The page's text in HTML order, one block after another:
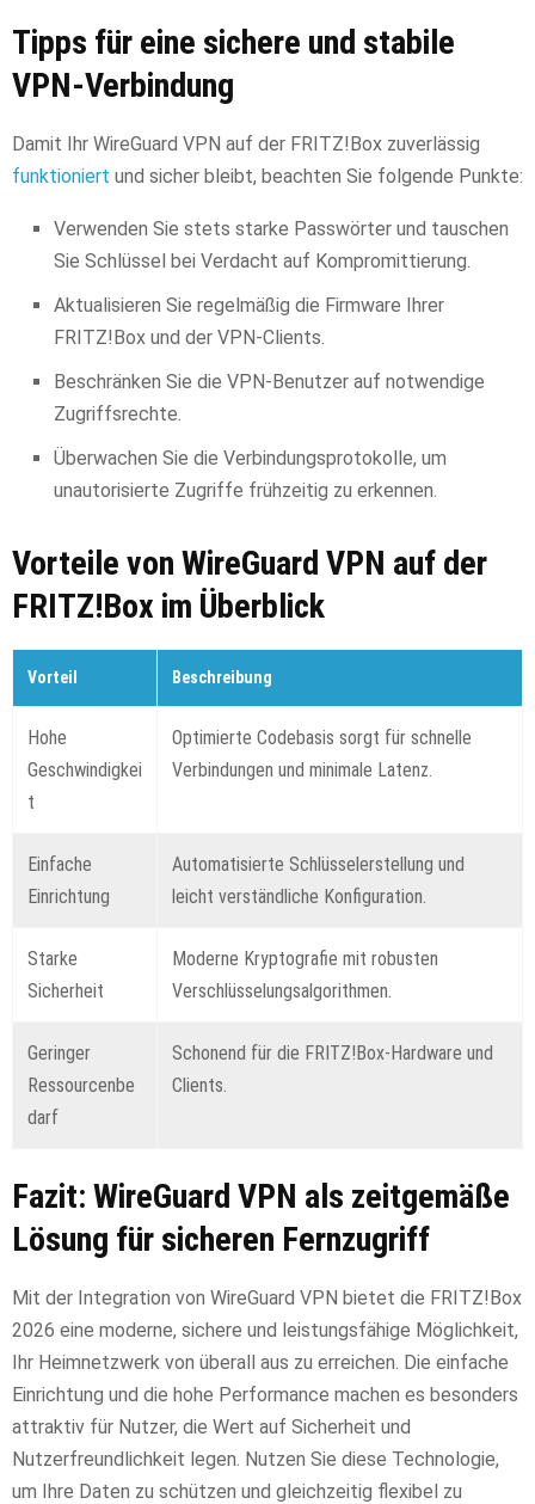
Tipps für eine sichere und stabile
VPN-Verbindung
Damit Ihr WireGuard VPN auf der FRITZ!Box zuverlässig
funktioniert und sicher bleibt, beachten Sie folgende Punkte:
Verwenden Sie stets starke Passwörter und tauschen
Sie Schlüssel bei Verdacht auf Kompromittierung.
Aktualisieren Sie regelmäßig die Firmware Ihrer
FRITZ!Box und der VPN-Clients.
Beschränken Sie die VPN-Benutzer auf notwendige
Zugriffsrechte.
Überwachen Sie die Verbindungsprotokolle, um
unautorisierte Zugriffe frühzeitig zu erkennen.
Vorteile von WireGuard VPN auf der
FRITZ!Box im Überblick
Vorteil Beschreibung
Hohe
Geschwindigkei
t
Optimierte Codebasis sorgt für schnelle
Verbindungen und minimale Latenz.
Einfache
Einrichtung
Automatisierte Schlüsselerstellung und
leicht verständliche Konfiguration.
Starke
Sicherheit
Moderne Kryptografie mit robusten
Verschlüsselungsalgorithmen.
Geringer
Ressourcenbe
darf
Schonend für die FRITZ!Box-Hardware und
Clients.
Fazit: WireGuard VPN als zeitgemäße
Lösung für sicheren Fernzugriff
Mit der Integration von WireGuard VPN bietet die FRITZ!Box
2026 eine moderne, sichere und leistungsfähige Möglichkeit,
Ihr Heimnetzwerk von überall aus zu erreichen. Die einfache
Einrichtung und die hohe Performance machen es besonders
attraktiv für Nutzer, die Wert auf Sicherheit und
Nutzerfreundlichkeit legen. Nutzen Sie diese Technologie,
um Ihre Daten zu schützen und gleichzeitig flexibel zu